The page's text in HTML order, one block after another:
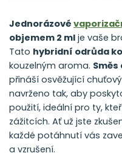
Jednorázové
objemem 2 ml je vaše
Tato hybridní odrůda
kouzelným aroma.
přináší osvěžující
navrženo tak, aby
použití, ideální pro ty,
zážitcích. Ať už jste
každé potáhnutí vás
a vzrušení.